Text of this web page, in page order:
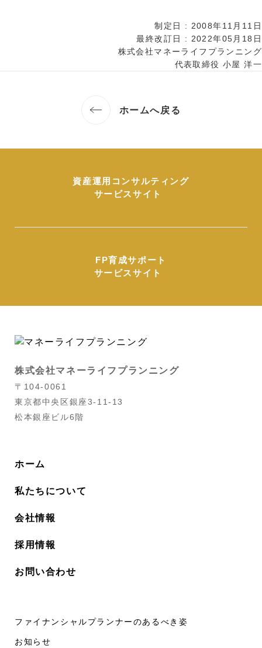
制定日 : 2008年11月11日
最終改訂日 : 2022年05月18日
株式会社マネーライフプランニング
代表取締役 小屋 洋一
ホームへ戻る
資産運用コンサルティング
サービスサイト
FP育成サポート
サービスサイト
株式会社マネーライフプランニング
〒104-0061
東京都中央区銀座3-11-13
松本銀座ビル6階
ホーム
私たちについて
会社情報
採用情報
お問い合わせ
ファイナンシャルプランナーのあるべき姿
お知らせ